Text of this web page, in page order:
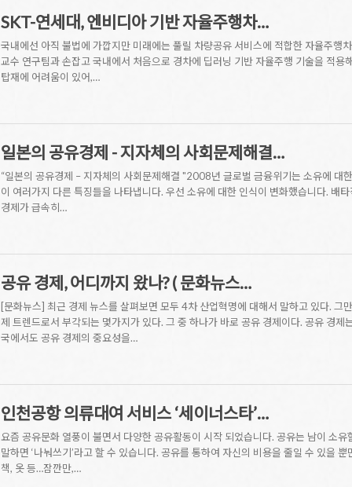
SKT-연세대, 엔비디아 기반 자율주행차…
국내에선 아직 불법에 가깝지만 미래에는 풀릴 차량공유 서비스에 적합한 자율주
교수 연구팀과 손잡고 국내에서 처음으로 경차에 딥러닝 기반 자율주행 기술을 적
탑재에 어려움이 있어,…
일본의 공유경제 - 지자체의 사회문제해결…
“일본의 공유경제 – 지자체의 사회문제해결 "2008년 글로벌 금융위기는 소유에 대
이 여러가지 다른 특징들을 나타냅니다. 우선 소유에 대한 인식이 변화했습니다. 배
경제가 급속히…
공유 경제, 어디까지 왔나? ( 문화뉴스…
[문화뉴스] 최근 경제 뉴스를 살펴보면 모두 4차 산업혁명에 대해서 말하고 있다.
제 트렌드로서 부각되는 몇가지가 있다. 그 중 하나가 바로 공유 경제이다. 공유 경
국에서도 공유 경제의 중요성을…
인천공항 의류대여 서비스 ‘세이너스타’…
요즘 공유문화 열풍이 불면서 다양한 공유활동이 시작 되었습니다. 공유는 남이 소
말하면 ‘나눠쓰기’라고 할 수 있습니다. 공유를 통하여 자신의 비용을 줄일 수 있을
책, 옷 등…잠깐만,…